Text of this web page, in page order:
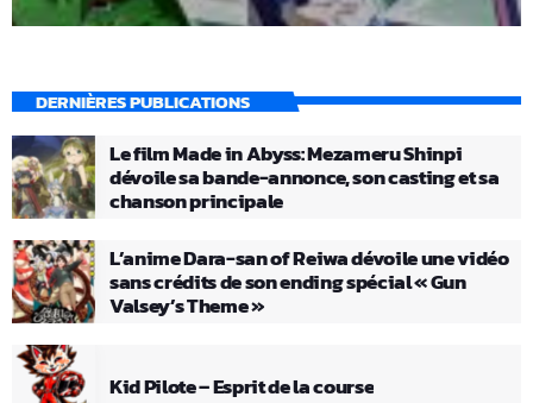
DERNIÈRES PUBLICATIONS
Le film Made in Abyss: Mezameru Shinpi
dévoile sa bande-annonce, son casting et sa
chanson principale
L’anime Dara-san of Reiwa dévoile une vidéo
sans crédits de son ending spécial « Gun
Valsey’s Theme »
Kid Pilote – Esprit de la course